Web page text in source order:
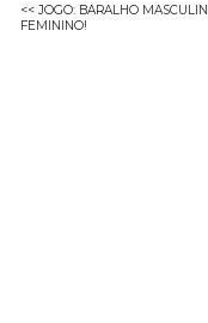
<< JOGO: BARALHO
FEMININO!